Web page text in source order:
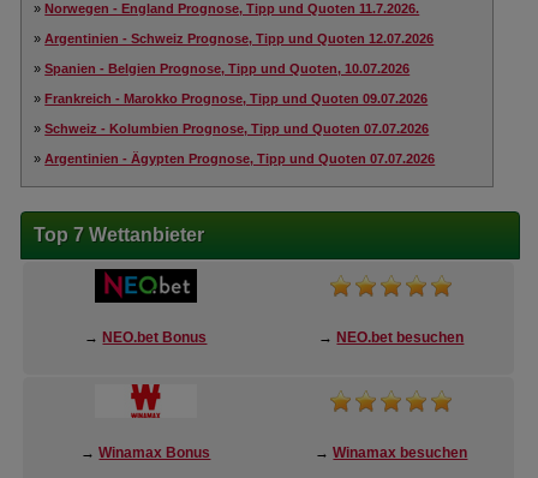
»Norwegen - England Prognose, Tipp und Quoten 11.7.2026.
»Argentinien - Schweiz Prognose, Tipp und Quoten 12.07.2026
»Spanien - Belgien Prognose, Tipp und Quoten, 10.07.2026
»Frankreich - Marokko Prognose, Tipp und Quoten 09.07.2026
»Schweiz - Kolumbien Prognose, Tipp und Quoten 07.07.2026
»Argentinien - Ägypten Prognose, Tipp und Quoten 07.07.2026
Top 7 Wettanbieter
→ NEO.bet Bonus → NEO.bet besuchen
→Winamax Bonus →Winamax besuchen